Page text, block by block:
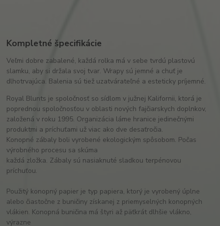
Kompletné špecifikácie
Veľmi dobre zabalené, každá rolka má v sebe tvrdú plastovú
slamku, aby si držala svoj tvar. Wrapy sú jemné a chuť je
dlhotrvajúca. Balenia sú tiež uzatvárateľné a esteticky príjemné.
Royal Blunts je spoločnosť so sídlom v južnej Kalifornii, ktorá je
poprednou spoločnosťou v oblasti nových fajčiarskych doplnkov,
založená v roku 1995. Organizácia láme hranice jedinečnými
produktmi a príchuťami už viac ako dve desaťročia.
Konopné zábaly boli vyrobené ekologickým spôsobom. Počas
výrobného procesu sa skúma
každá zložka. Zábaly sú nasiaknuté sladkou terpénovou
príchuťou.
Použitý konopný papier je typ papiera, ktorý je vyrobený úplne
alebo čiastočne z buničiny získanej z priemyselných konopných
vlákien. Konopná buničina má štyri až päťkrát dlhšie vlákno,
výrazne